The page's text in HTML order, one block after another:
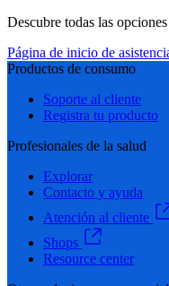
Descubre todas las
Página de inicio de
Productos de consumo
Soporte al cliente
Registra tu producto
Profesionales de la salud
Explorar
Contacto y ayuda
Atención al cliente
Shops
Resource center